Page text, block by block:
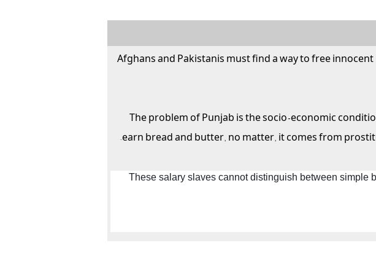
Afghans and Pakistanis must find a way to free
The problem of Punjab is the socio-economic
earn bread and butter, no matter, it comes from
These salary slaves cannot distinguish between simple